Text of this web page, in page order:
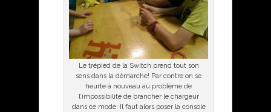
Le trépied de la Switch prend tout son
sens dans la démarche! Par contre on se
heurte à nouveau au problème de
l’impossibilité de brancher le chargeur
dans ce mode. Il faut alors poser la console